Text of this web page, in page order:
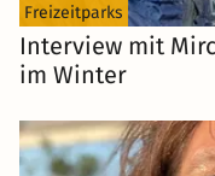
Freizeitparks
Interview mit
im Winter